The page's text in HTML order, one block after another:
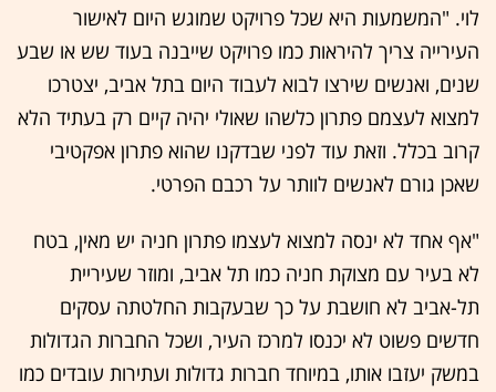
לוי. "המשמעות היא שכל פרויקט שמוגש היום לאישור
העירייה צריך להיראות כמו פרויקט שייבנה בעוד שש או שבע
שנים, ואנשים שירצו לבוא לעבוד היום בתל אביב, יצטרכו
למצוא לעצמם פתרון כלשהו שאולי יהיה קיים רק בעתיד הלא
קרוב בכלל. וזאת עוד לפני שבדקנו שהוא פתרון אפקטיבי
שאכן גורם לאנשים לוותר על רכבם הפרטי.
"אף אחד לא ינסה למצוא לעצמו פתרון חניה יש מאין, בטח
לא בעיר עם מצוקת חניה כמו תל אביב, ומוזר שעיריית
תל-אביב לא חושבת על כך שבעקבות החלטתה עסקים
חדשים פשוט לא יכנסו למרכז העיר, ושכל החברות הגדולות
במשק יעזבו אותו, במיוחד חברות גדולות ועתירות עובדים כמו